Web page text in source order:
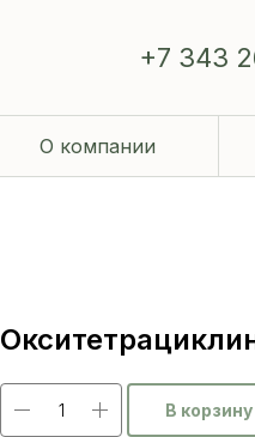
О компании
+7 343
В корзину